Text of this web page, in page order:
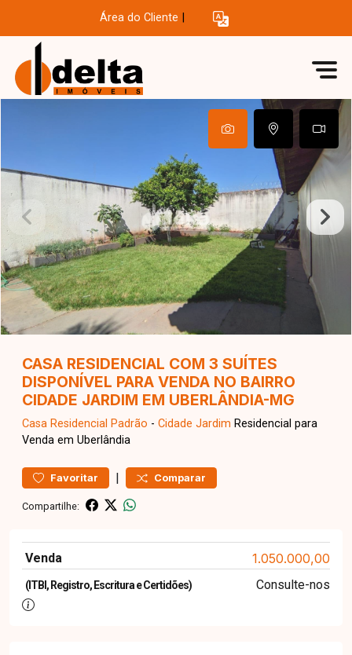
Área do Cliente
CASA RESIDENCIAL COM 3 SUÍTES
DISPONÍVEL PARA VENDA NO BAIRRO
CIDADE JARDIM EM UBERLÂNDIA-MG
Casa Residencial Padrão - Cidade Jardim Residencial para
Venda em Uberlândia
Favoritar | Comparar
Compartilhe:
Venda 1.050.000,00
(ITBI, Registro, Escritura e Certidões) Consulte-nos